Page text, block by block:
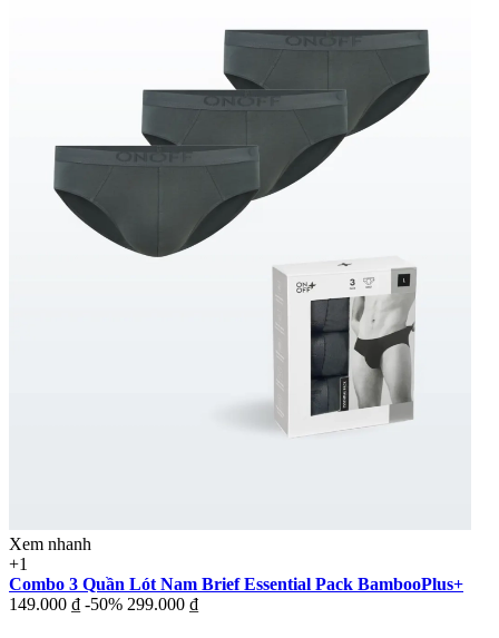
Xem nhanh
+1
Combo 3 Quần Lót Nam Brief Essential Pack BambooPlus+
149.000 ₫ -50% 299.000 ₫